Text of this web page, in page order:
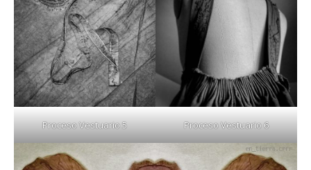
Proceso Vestuario 5 Proceso Vestuario 6